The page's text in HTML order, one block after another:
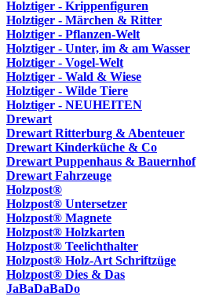
Holztiger - Krippenfiguren
Holztiger - Märchen & Ritter
Holztiger - Pflanzen-Welt
Holztiger - Unter, im & am Wasser
Holztiger - Vogel-Welt
Holztiger - Wald & Wiese
Holztiger - Wilde Tiere
Holztiger - NEUHEITEN
Drewart
Drewart Ritterburg & Abenteuer
Drewart Kinderküche & Co
Drewart Puppenhaus & Bauernhof
Drewart Fahrzeuge
Holzpost®
Holzpost® Untersetzer
Holzpost® Magnete
Holzpost® Holzkarten
Holzpost® Teelichthalter
Holzpost® Holz-Art Schriftzüge
Holzpost® Dies & Das
JaBaDaBaDo